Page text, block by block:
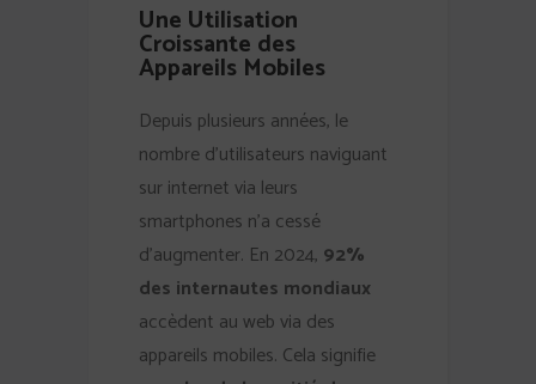
Une Utilisation
Croissante des
Appareils Mobiles
Depuis plusieurs années, le
nombre d’utilisateurs naviguant
sur internet via leurs
smartphones n’a cessé
d’augmenter. En 2024, 92%
des internautes mondiaux
accèdent au web via des
appareils mobiles. Cela signifie